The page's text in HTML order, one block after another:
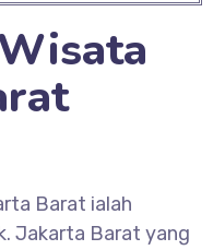
Barat ialah
Jakarta Barat yang